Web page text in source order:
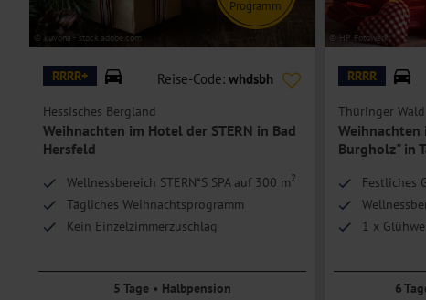
© kuvona - stock.adobe.com
Programm
RRRR+ Reise-Code: whdsbh
Hessisches Bergland
Weihnachten im Hotel der STERN in Bad
Hersfeld
Wellnessbereich STERN*S SPA auf 300 m2
Tägliches Weihnachtsprogramm
Kein Einzelzimmerzuschlag
5 Tage • Halbpension
© HP Fotowerk
RRRR
Thüringer Wald
Weihnachten
Burgholz" in
Festliches
1 x
6